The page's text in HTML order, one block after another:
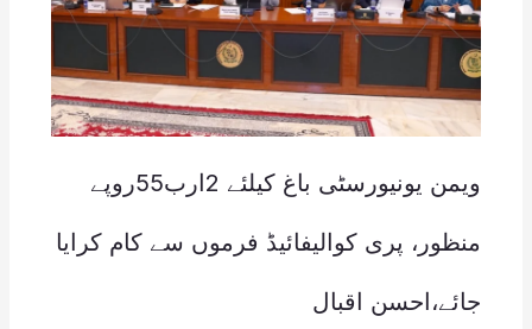
ویمن یونیورسٹی باغ کیلئے 2ارب55روپے
منظور، پری کوالیفائیڈ فرموں سے کام کرایا
جائے،احسن اقبال